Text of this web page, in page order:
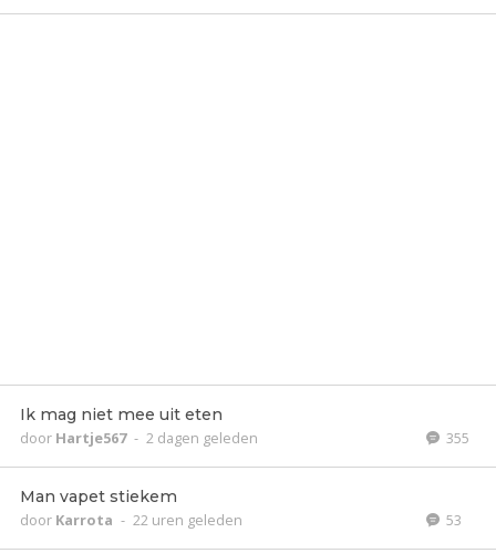
Ik mag niet mee uit eten
door Hartje567 - 2 dagen geleden 355
Man vapet stiekem
door Karrota - 22 uren geleden 53